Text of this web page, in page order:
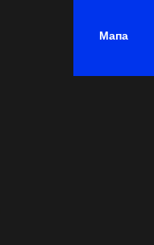
Мапа